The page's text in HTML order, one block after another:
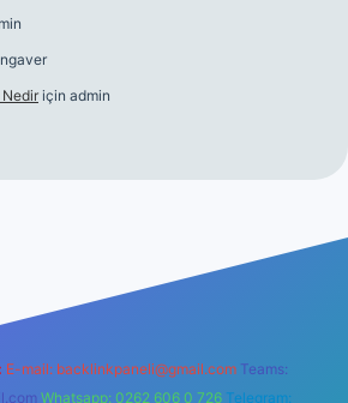
için admin
elexbetgiris.org
E-mail: backlinkpaneli@gmail.com Teams:
Whatsapp: 0262 606 0 726 Telegram: